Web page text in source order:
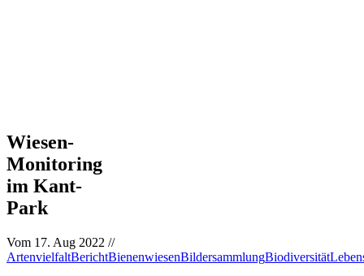
Wiesen-
Monitoring
im Kant-
Park
Vom 17. Aug 2022 //
ArtenvielfaltBerichtBienenwiesenBildersammlungBiodiversität